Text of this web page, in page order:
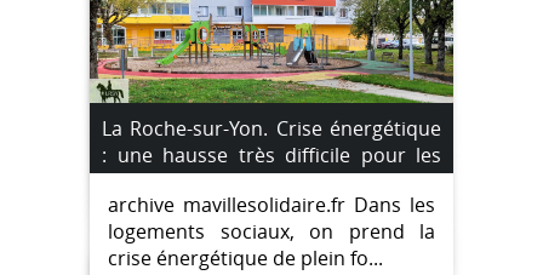
La Roche-sur-Yon. Crise énergétique
: une hausse très difficile pour les
locataires.
archive mavillesolidaire.fr Dans les
logements sociaux, on prend la
crise énergétique de plein fo...